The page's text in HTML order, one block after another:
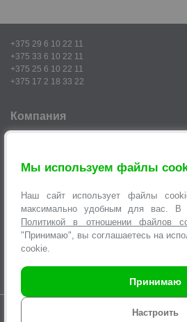
Мы используем файлы
Наш сайт использует файлы
максимально удобным для вас. В
Политикой в отношении файлов
"Принимаю", вы соглашаетесь на
cookie.
Настроить
Принимаю
+375 29 6 10 22 11
+375 33 6 10 22 11
+375 25 6 10 22 11
+375 17 2 18 33 22
Компания
Услуги
Оформление заявок
Время работы интернет-магазина с 9.00